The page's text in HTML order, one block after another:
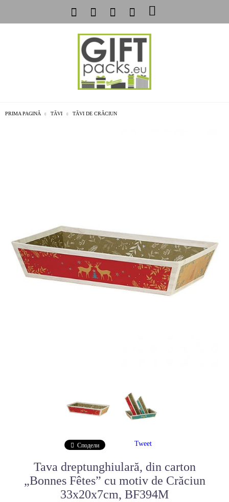
PRIMA PAGINĂ TĂVI TĂVI DE CRĂCIUN
Tava dreptunghiulară, din carton
„Bonnes Fêtes” cu motiv de Crăciun
33x20x7cm, BF394M
Сподели Tweet